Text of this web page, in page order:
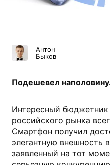
Антон
Быков
Подешевел наполовину.
Интересный бюджетник
российского рынка
Смартфон получил
элегантную внешность
заявленный на тот